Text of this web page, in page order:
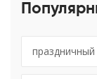
праздничный